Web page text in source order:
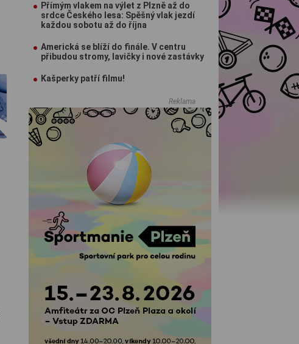
Přímým vlakem na výlet z Plzně až do
srdce Českého lesa: Spěšný vlak jezdí
každou sobotu až do října
Americká se blíží do finále. V centru
přibudou stromy, lavičky i nové zastávky
Kašperky patří filmu!
Reklama